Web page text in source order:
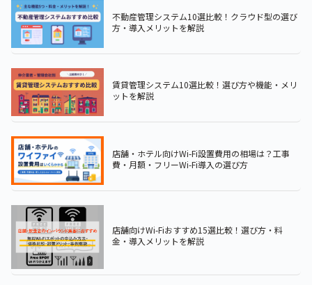
不動産管理システム10選比較！クラウド型の選び
方・導入メリットを解説
賃貸管理システム10選比較！選び方や機能・メリ
ットを解説
店舗・ホテル向けWi-Fi設置費用の相場は？工事
費・月額・フリーWi-Fi導入の選び方
店舗向けWi-Fiおすすめ15選比較！選び方・料
金・導入メリットを解説